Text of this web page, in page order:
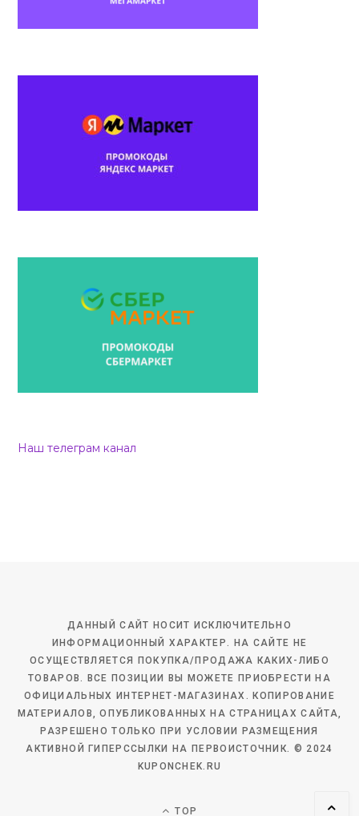
Наш телеграм канал
ДАННЫЙ САЙТ НОСИТ ИСКЛЮЧИТЕЛЬНО
ИНФОРМАЦИОННЫЙ ХАРАКТЕР. НА САЙТЕ НЕ
ОСУЩЕСТВЛЯЕТСЯ ПОКУПКА/ПРОДАЖА КАКИХ-ЛИБО
ТОВАРОВ. ВСЕ ПОЗИЦИИ ВЫ МОЖЕТЕ ПРИОБРЕСТИ НА
ОФИЦИАЛЬНЫХ ИНТЕРНЕТ-МАГАЗИНАХ. КОПИРОВАНИЕ
МАТЕРИАЛОВ, ОПУБЛИКОВАННЫХ НА СТРАНИЦАХ САЙТА,
РАЗРЕШЕНО ТОЛЬКО ПРИ УСЛОВИИ РАЗМЕЩЕНИЯ
АКТИВНОЙ ГИПЕРССЫЛКИ НА ПЕРВОИСТОЧНИК. © 2024
KUPONCHEK.RU
TOP